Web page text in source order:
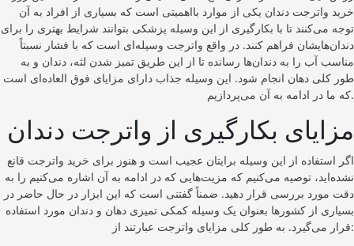
خرید واترجت دندان یکی از موارد بااهمیتی است که بسیاری از افراد به آن
توجه می‌کنند تا با بکارگیری از این وسیله پزشکی بتوانند شرایط بهتری را برای
دندان‌هایشان فراهم کنند. در واقع واترجت وسیله‌ای است که با فشار نسبتاً
مناسب آب را به دندان‌ها رسانده تا از این طریق تمیز شدن لثه، دندان و به
طور کلی دهان انجام شود. این وسیله جذاب دارای مزایای فوق العاده‌ای است
که ما در ادامه به آن می‌پردازیم.
مزایای بکارگیری از واترجت دندان
اگر استفاده از این وسیله برایتان عجیب است و هنوز برای خرید واترجت قانع
نشده‌اید، توصیه می‌کنیم که مزیت‌هایی که در ادامه به آن اشاره می‌کنیم را به
دقت مورد بررسی قرار دهید. ضمناً گفتنی است که این ابزار در حال حاضر در
بسیاری از کشورها بعنوان یک وسیله کمکی تمیزی دهان و دندان مورد استفاده
قرار می‌گیرد. به طور کلی مزایای واترجت عبارتند از: